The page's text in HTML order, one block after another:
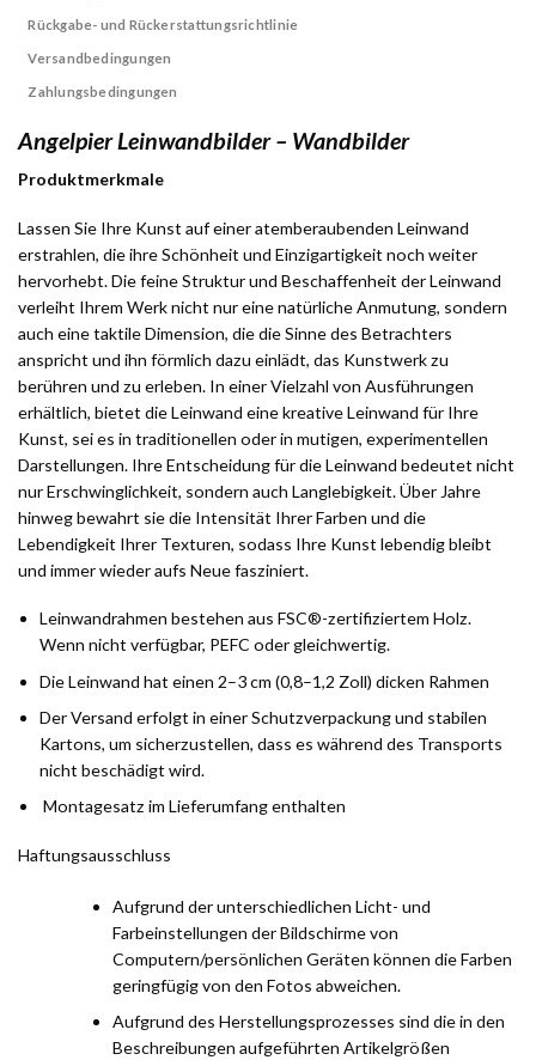
Rückgabe- und Rückerstattungsrichtlinie
Versandbedingungen
Zahlungsbedingungen
Angelpier Leinwandbilder – Wandbilder
Produktmerkmale
Lassen Sie Ihre Kunst auf einer atemberaubenden Leinwand
erstrahlen, die ihre Schönheit und Einzigartigkeit noch weiter
hervorhebt. Die feine Struktur und Beschaffenheit der Leinwand
verleiht Ihrem Werk nicht nur eine natürliche Anmutung, sondern
auch eine taktile Dimension, die die Sinne des Betrachters
anspricht und ihn förmlich dazu einlädt, das Kunstwerk zu
berühren und zu erleben. In einer Vielzahl von Ausführungen
erhältlich, bietet die Leinwand eine kreative Leinwand für Ihre
Kunst, sei es in traditionellen oder in mutigen, experimentellen
Darstellungen. Ihre Entscheidung für die Leinwand bedeutet nicht
nur Erschwinglichkeit, sondern auch Langlebigkeit. Über Jahre
hinweg bewahrt sie die Intensität Ihrer Farben und die
Lebendigkeit Ihrer Texturen, sodass Ihre Kunst lebendig bleibt
und immer wieder aufs Neue fasziniert.
Leinwandrahmen bestehen aus FSC®-zertifiziertem Holz.
Wenn nicht verfügbar, PEFC oder gleichwertig.
Die Leinwand hat einen 2–3 cm (0,8–1,2 Zoll) dicken Rahmen
Der Versand erfolgt in einer Schutzverpackung und stabilen
Kartons, um sicherzustellen, dass es während des Transports
nicht beschädigt wird.
Montagesatz im Lieferumfang enthalten
Haftungsausschluss
Aufgrund der unterschiedlichen Licht- und
Farbeinstellungen der Bildschirme von
Computern/persönlichen Geräten können die Farben
geringfügig von den Fotos abweichen.
Aufgrund des Herstellungsprozesses sind die in den
Beschreibungen aufgeführten Artikelgrößen